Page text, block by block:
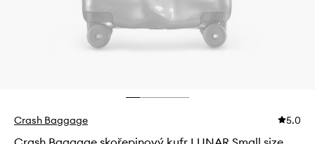
Crash Baggage 5.0